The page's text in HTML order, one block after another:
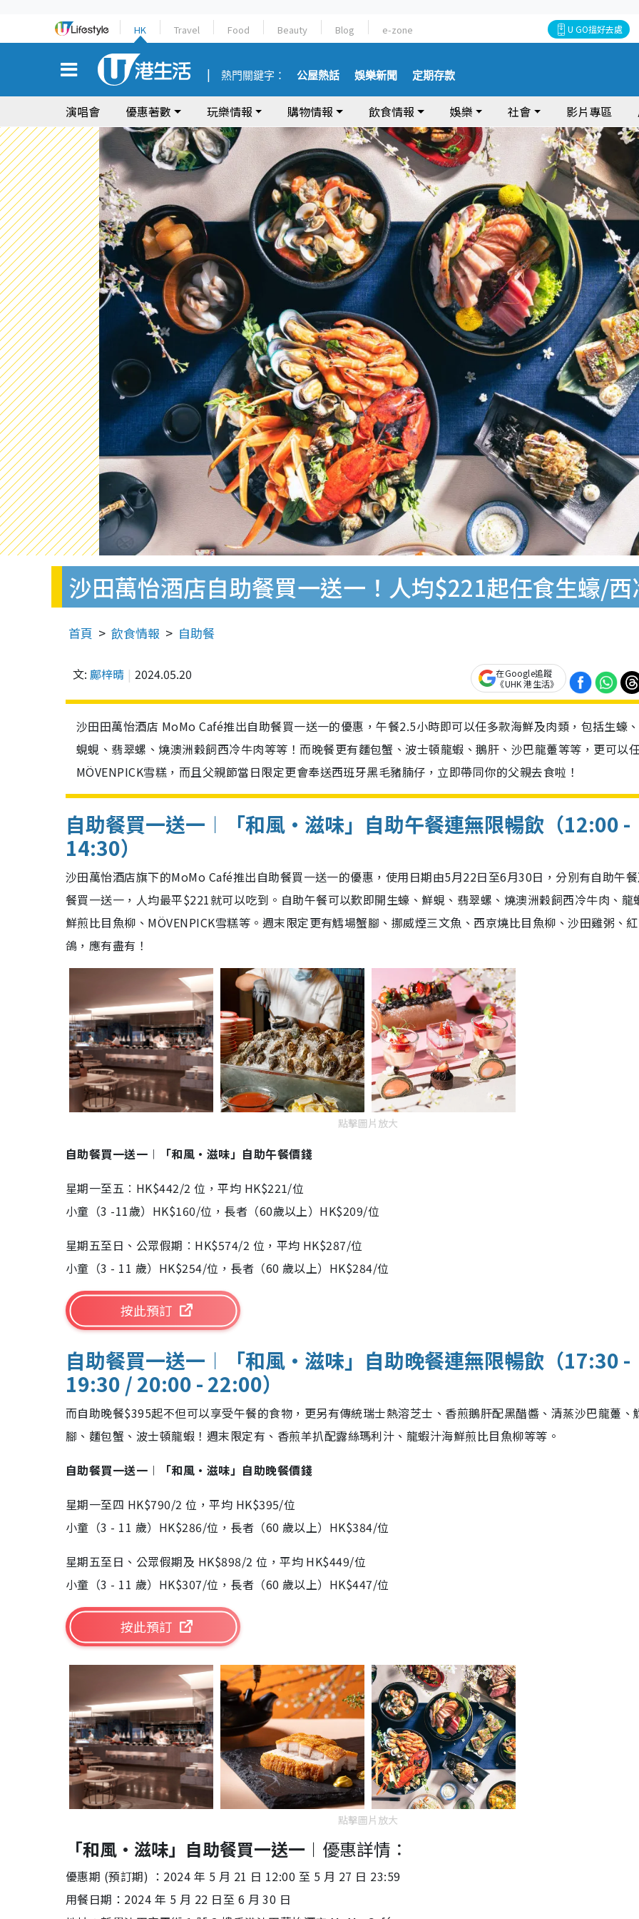
HK Travel Food Beauty Blog e-zone U GO搵好去處
熱門關鍵字： 公屋熱話 娛樂新聞 定期存款
演唱會 優惠著數 玩樂情報 購物情報 飲食情報 娛樂 社會 影片專區
沙田萬怡酒店自助餐買一送一！人均$221起任食生蠔/
首頁 飲食情報 自助餐
文: 鄺梓晴 2024.05.20
在Google追蹤
《UHK 港生活》
沙田田萬怡酒店 MoMo Café推出自助餐買一送一的優惠，午餐2.5小時即可以任多款海鮮及肉類，包括生蠔
蜆蜆、翡翠螺、燒澳洲穀飼西冷牛肉等等！而晚餐更有麵包蟹、波士頓龍蝦、鵝肝、沙巴龍躉等等，更可以
MÖVENPICK雪糕，而且父親節當日限定更會奉送西班牙黑毛豬腩仔，立即帶同你的父親去食啦！
自助餐買一送一︱「和風•滋味」自助午餐連無限暢飲（12:00 -
14:30）
沙田萬怡酒店旗下的MoMo Café推出自助餐買一送一的優惠，使用日期由5月22日至6月30日，分別有自助午
餐買一送一，人均最平$221就可以吃到。自助午餐可以歎即開生蠔、鮮蜆、翡翠螺、燒澳洲穀飼西冷牛肉、龍
鮮煎比目魚柳、MÖVENPICK雪糕等。週末限定更有鱈場蟹腳、挪威煙三文魚、西京燒比目魚柳、沙田雞粥、
鴿，應有盡有！
點擊圖片放大
自助餐買一送一︱「和風•滋味」自助午餐價錢
星期一至五︰HK$442/2 位，平均 HK$221/位
小童（3 -11歲）HK$160/位，長者（60歲以上）HK$209/位
星期五至日、公眾假期︰HK$574/2 位，平均 HK$287/位
小童（3 - 11 歲）HK$254/位，長者（60 歲以上）HK$284/位
按此預訂
自助餐買一送一︱「和風•滋味」自助晚餐連無限暢飲（17:30 -
19:30 / 20:00 - 22:00）
而自助晚餐$395起不但可以享受午餐的食物，更另有傳統瑞士熱溶芝士、香煎鵝肝配黑醋醬、清蒸沙巴龍躉、
腳、麵包蟹、波士頓龍蝦！週末限定有、香煎羊扒配露絲瑪利汁、龍蝦汁海鮮煎比目魚柳等等。
自助餐買一送一︱「和風•滋味」自助晚餐價錢
星期一至四 HK$790/2 位，平均 HK$395/位
小童（3 - 11 歲）HK$286/位，長者（60 歲以上）HK$384/位
星期五至日、公眾假期及 HK$898/2 位，平均 HK$449/位
小童（3 - 11 歲）HK$307/位，長者（60 歲以上）HK$447/位
按此預訂
點擊圖片放大
「和風•滋味」自助餐買一送一︱ 優惠詳情：
優惠期 (預訂期) ：2024 年 5 月 21 日 12:00 至 5 月 27 日 23:59
用餐日期：2024 年 5 月 22 日至 6 月 30 日